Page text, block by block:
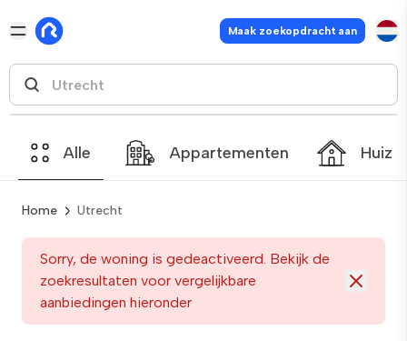
Maak zoekopdracht aan
Alle Appartementen
Home Utrecht
Sorry, de woning is gedeactiveerd. Bekijk de
zoekresultaten voor vergelijkbare
aanbiedingen hieronder